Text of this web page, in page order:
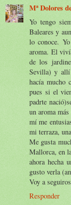
Mª Dolores
Yo tengo
Baleares y
lo conoce.
aroma. El
de los
Sevilla) y allí
hacía mucho
pues si el
padrte
un aroma
mí me
mi terraza,
Me gusta
Mallorca, en
ahora hecha
gusto verla
Voy a
Responder